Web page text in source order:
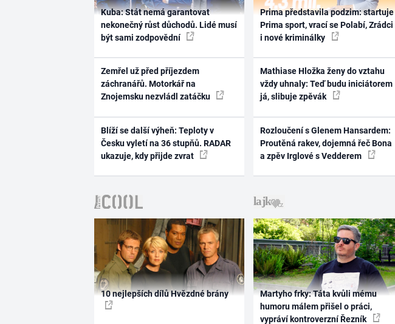
Kuba: Stát nemá garantovat
nekonečný růst důchodů. Lidé musí
být sami zodpovědní
Zemřel už před příjezdem
záchranářů. Motorkář na
Znojemsku nezvládl zatáčku
Blíží se další výheň: Teploty v
Česku vyletí na 36 stupňů. RADAR
ukazuje, kdy přijde zvrat
Prima představila podzim: startuje
Prima sport, vrací se Polabí, Zrádci
i nové kriminálky
Mathiase Hložka ženy do vztahu
vždy uhnaly: Teď budu iniciátorem
já, slibuje zpěvák
Rozloučení s Glenem Hansardem:
Proutěná rakev, dojemná řeč Bona
a zpěv Irglové s Vedderem
10 nejlepších dílů Hvězdné brány
Martyho frky: Táta kvůli mému
humoru málem přišel o práci,
vypráví kontroverzní Řezník